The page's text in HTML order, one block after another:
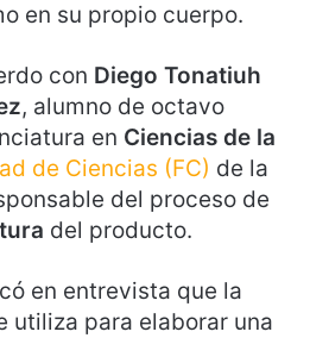
en su propio cuerpo.
con Diego Tonatiuh
, alumno de octavo
en Ciencias de la
de Ciencias (FC) de la
del proceso de
del producto.
en entrevista que la
utiliza para elaborar una